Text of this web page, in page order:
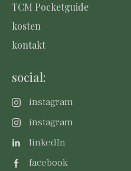
TCM Pocketguide
kosten
kontakt
social:
instagram
instagram
linkedIn
facebook